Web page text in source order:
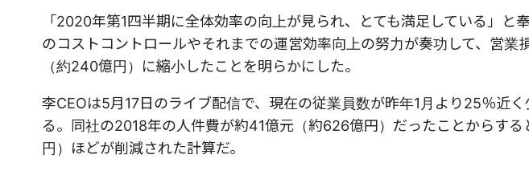
「2020年第1四半期に全体効率の向上が見られ、とても満足している」と
のコストコントロールやそれまでの運営効率向上の努力が奏功して、営
（約240億円）に縮小したことを明らかにした。
李CEOは5月17日のライブ配信で、現在の従業員数が昨年1月より25％近
る。同社の2018年の人件費が約41億元（約626億円）だったことからす
円）ほどが削減された計算だ。